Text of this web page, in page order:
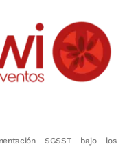
SGSST bajo los